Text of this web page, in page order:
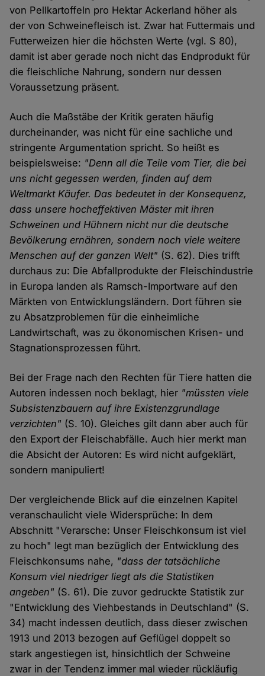
von Pellkartoffeln pro Hektar Ackerland höher als
der von Schweinefleisch ist. Zwar hat Futtermais und
Futterweizen hier die höchsten Werte (vgl. S 80),
damit ist aber gerade noch nicht das Endprodukt für
die fleischliche Nahrung, sondern nur dessen
Voraussetzung präsent.
Auch die Maßstäbe der Kritik geraten häufig
durcheinander, was nicht für eine sachliche und
stringente Argumentation spricht. So heißt es
beispielsweise: "Denn all die Teile vom Tier, die bei
uns nicht gegessen werden, finden auf dem
Weltmarkt Käufer. Das bedeutet in der Konsequenz,
dass unsere hocheffektiven Mäster mit ihren
Schweinen und Hühnern nicht nur die deutsche
Bevölkerung ernähren, sondern noch viele weitere
Menschen auf der ganzen Welt" (S. 62). Dies trifft
durchaus zu: Die Abfallprodukte der Fleischindustrie
in Europa landen als Ramsch-Importware auf den
Märkten von Entwicklungsländern. Dort führen sie
zu Absatzproblemen für die einheimliche
Landwirtschaft, was zu ökonomischen Krisen- und
Stagnationsprozessen führt.
Bei der Frage nach den Rechten für Tiere hatten die
Autoren indessen noch beklagt, hier "müssten viele
Subsistenzbauern auf ihre Existenzgrundlage
verzichten" (S. 10). Gleiches gilt dann aber auch für
den Export der Fleischabfälle. Auch hier merkt man
die Absicht der Autoren: Es wird nicht aufgeklärt,
sondern manipuliert!
Der vergleichende Blick auf die einzelnen Kapitel
veranschaulicht viele Widersprüche: In dem
Abschnitt "Verarsche: Unser Fleischkonsum ist viel
zu hoch" legt man bezüglich der Entwicklung des
Fleischkonsums nahe, "dass der tatsächliche
Konsum viel niedriger liegt als die Statistiken
angeben" (S. 61). Die zuvor gedruckte Statistik zur
"Entwicklung des Viehbestands in Deutschland" (S.
34) macht indessen deutlich, dass dieser zwischen
1913 und 2013 bezogen auf Geflügel doppelt so
stark angestiegen ist, hinsichtlich der Schweine
zwar in der Tendenz immer mal wieder rückläufig